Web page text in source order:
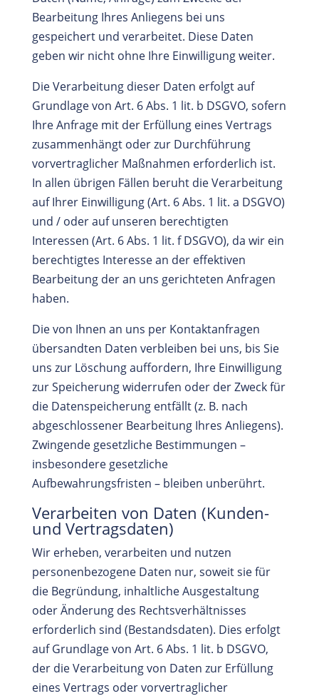
Bearbeitung Ihres Anliegens bei uns
gespeichert und verarbeitet. Diese Daten
geben wir nicht ohne Ihre Einwilligung weiter.
Die Verarbeitung dieser Daten erfolgt auf
Grundlage von Art. 6 Abs. 1 lit. b DSGVO, sofern
Ihre Anfrage mit der Erfüllung eines Vertrags
zusammenhängt oder zur Durchführung
vorvertraglicher Maßnahmen erforderlich ist.
In allen übrigen Fällen beruht die Verarbeitung
auf Ihrer Einwilligung (Art. 6 Abs. 1 lit. a DSGVO)
und / oder auf unseren berechtigten
Interessen (Art. 6 Abs. 1 lit. f DSGVO), da wir ein
berechtigtes Interesse an der effektiven
Bearbeitung der an uns gerichteten Anfragen
haben.
Die von Ihnen an uns per Kontaktanfragen
übersandten Daten verbleiben bei uns, bis Sie
uns zur Löschung auffordern, Ihre Einwilligung
zur Speicherung widerrufen oder der Zweck für
die Datenspeicherung entfällt (z. B. nach
abgeschlossener Bearbeitung Ihres Anliegens).
Zwingende gesetzliche Bestimmungen –
insbesondere gesetzliche
Aufbewahrungsfristen – bleiben unberührt.
Verarbeiten von Daten (Kunden-
und Vertragsdaten)
Wir erheben, verarbeiten und nutzen
personenbezogene Daten nur, soweit sie für
die Begründung, inhaltliche Ausgestaltung
oder Änderung des Rechtsverhältnisses
erforderlich sind (Bestandsdaten). Dies erfolgt
auf Grundlage von Art. 6 Abs. 1 lit. b DSGVO,
der die Verarbeitung von Daten zur Erfüllung
eines Vertrags oder vorvertraglicher